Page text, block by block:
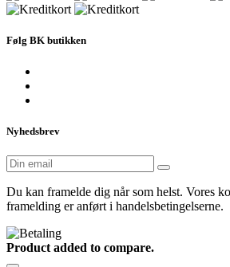
Følg BK butikken
Nyhedsbrev
Du kan framelde dig når som helst. Vores
framelding er anført i handelsbetingelserne.
Product added to compare.